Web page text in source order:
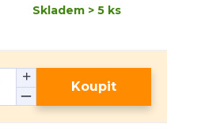
Skladem > 5 ks
Koupit